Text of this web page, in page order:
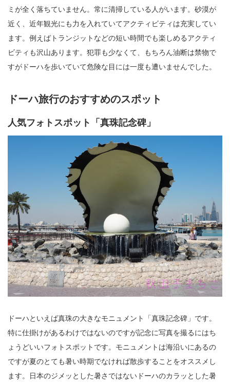
ミが全く落ちていません。常に清掃している人がいます。砂漠が
近く、近年観光にも力を入れていてアクティビティは充実してい
ます。例えばトランジットなどの短い時間でも楽しめるアクティ
ビティも沢山あります。犯罪も少なくて、もちろん油断は禁物で
すがドーハを歩いていて危険な目には一度も遭いませんでした。
ドーハ旅行のおすすめのスポット
人気フォトスポット「真珠記念碑」
ドーハといえば真珠の大きなモニュメント「真珠記念碑」です。
特に仕掛けがあるわけではないのですが記念に写真を撮るにはち
ょうどいいフォトスポットです。モニュメントは海沿いにあるの
ですが夏のとても暑い時期でなければ散歩することをオススメし
ます。日本のジメッとした暑さではないドーハのカラッとした暑